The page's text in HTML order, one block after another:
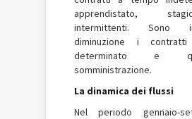
apprendistato,
intermittenti. Sono
diminuzione i
determinato e
somministrazione.
La dinamica dei flussi
Nel periodo gennaio-